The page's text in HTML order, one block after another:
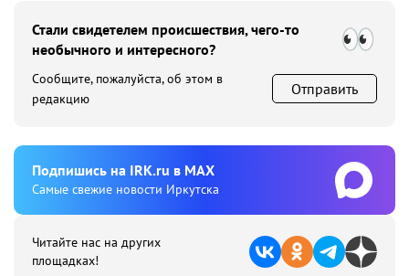
Стали свидетелем происшествия, чего-то
необычного и интересного?
Сообщите, пожалуйста, об этом в
редакцию
Отправить
Подпишиcь на IRK.ru в MAX
Cамые свежие новости Иркутска
Читайте нас на других
площадках!